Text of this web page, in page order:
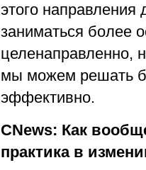
этого направления
заниматься более
целенаправленно,
мы можем решать
эффективно.
CNews: Как
практика в